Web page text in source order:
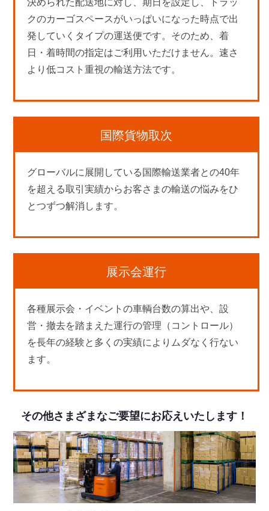
クのカーゴスペースがいっぱいになった時点で出
発していくタイプの運送便です。そのため、着
日・着時間の指定はご利用いただけません。速さ
より低コスト重視の輸送方法です。
国際貨物取次
グローバルに展開している国際輸送業者との40年
を超える取引実績からお客さまの輸送の悩みをひ
とつずつ解消します。
展示会運行
各種展示会・イベントの車輌台数の算出や、設
営・撤去を踏まえた運行の管理（コントロール）
を長年の経験と多くの実績によりムダなく行ない
ます。
その他さまざまなご要望にお応えいたします！